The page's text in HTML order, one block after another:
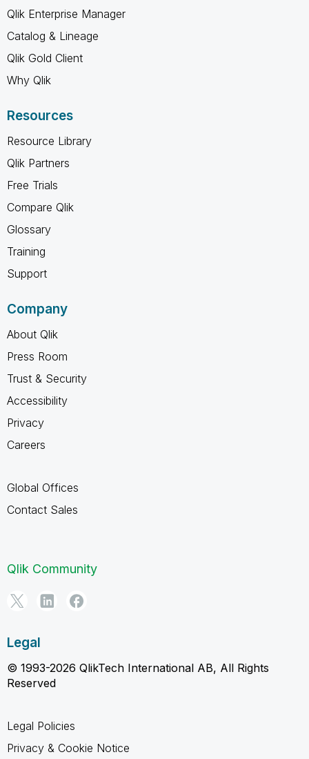
Qlik Enterprise Manager
Catalog & Lineage
Qlik Gold Client
Why Qlik
Resources
Resource Library
Qlik Partners
Free Trials
Compare Qlik
Glossary
Training
Support
Company
About Qlik
Press Room
Trust & Security
Accessibility
Privacy
Careers
Global Offices
Contact Sales
Qlik Community
Legal
© 1993-2026 QlikTech International AB, All Rights
Reserved
Legal Policies
Privacy & Cookie Notice